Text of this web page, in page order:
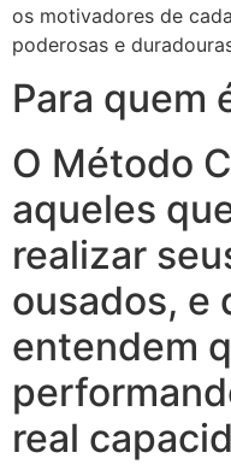
os motivadores de
poderosas e
Para quem
O Método
aqueles
realizar
ousados, e
entendem
real